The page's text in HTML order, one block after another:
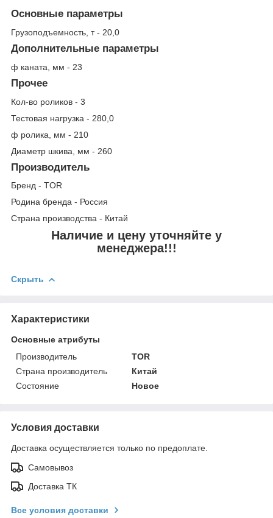
Основные параметры
Грузоподъемность, т - 20,0
Дополнительные параметры
ф каната, мм - 23
Прочее
Кол-во роликов - 3
Тестовая нагрузка - 280,0
ф ролика, мм - 210
Диаметр шкива, мм - 260
Производитель
Бренд - TOR
Родина бренда - Россия
Страна производства - Китай
Наличие и цену уточняйте у
менеджера!!!
Скрыть
Характеристики
Основные атрибуты
Производитель
TOR
Страна производитель
Китай
Состояние
Новое
Условия доставки
Доставка осуществляется только по предоплате.
Самовывоз
Доставка ТК
Все условия доставки